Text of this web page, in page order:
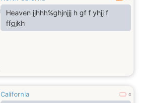
Heaven jjhhh%ghjnjjj h gf f yhjj f
ffgjkh
California 0